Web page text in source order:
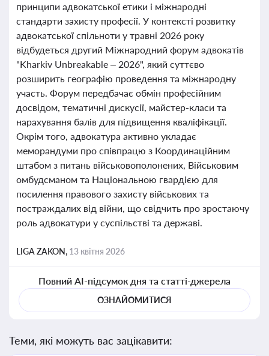
принципи адвокатської етики і міжнародні
стандарти захисту професії. У контексті розвитку
адвокатської спільноти у травні 2026 року
відбудеться другий Міжнародний форум адвокатів
"Kharkiv Unbreakable – 2026", який суттєво
розширить географію проведення та міжнародну
участь. Форум передбачає обмін професійним
досвідом, тематичні дискусії, майстер-класи та
нарахування балів для підвищення кваліфікації.
Окрім того, адвокатура активно укладає
меморандуми про співпрацю з Координаційним
штабом з питань військовополонених, Військовим
омбудсманом та Національною гвардією для
посилення правового захисту військових та
постраждалих від війни, що свідчить про зростаючу
роль адвокатури у суспільстві та державі.
LIGA ZAKON, 13 квітня 2026
Повний AI-підсумок дня та статті-джерела
ОЗНАЙОМИТИСЯ
Теми, які можуть вас зацікавити: